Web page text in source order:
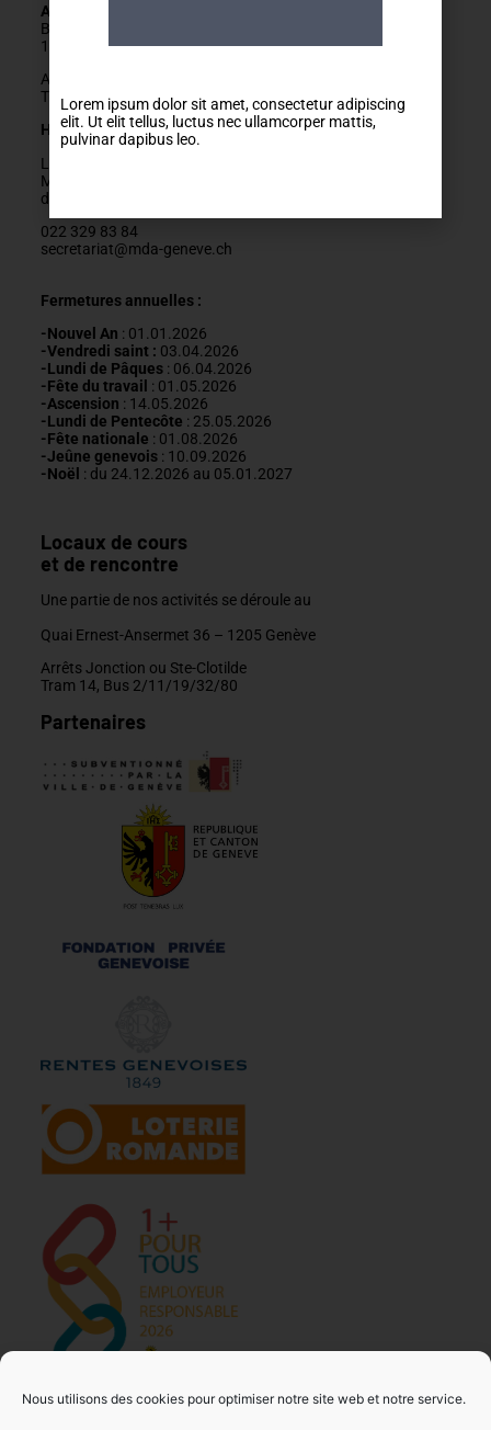
Nous utilisons des cookies pour optimiser notre site web et notre service.
Adresse
Boulevard Carl-Vogt 2
1205 Genève
Arrêts Jonction ou Ste-Clotilde
Tram 14, Bus 2/11/19/32/80
Horaires
Lundis fermés
Mardis au vendredis
de
022 329 83 84
secretariat@mda-geneve.ch
Fermetures annuelles :
-Nouvel An : 01.01.2026
-Vendredi saint : 03.04.2026
-Lundi de Pâques: 06.04.2026
-Fête du travail : 01 .05.2026
-Ascension : 14.05.2026
-Lundi de Pentecôte : 25.05.2026
-Fête nationale : 01.08.2026
-Jeûne genevois: 10.09.2026
-Noël : du 24.12.2026 au 05.01.2027
Locaux de cours
et de rencontre
Une partie de nos activités se déroule au
Quai Ernest-Ansermet 36 – 1205 Genève
Arrêts Jonction ou Ste-Clotilde
Tram 14, Bus 2/11/19/32/80
Partenaires
Lorem ipsum dolor sit amet, consectetur adipiscing
elit. Ut elit tellus, luctus nec ullamcorper mattis,
pulvinar dapibus leo.